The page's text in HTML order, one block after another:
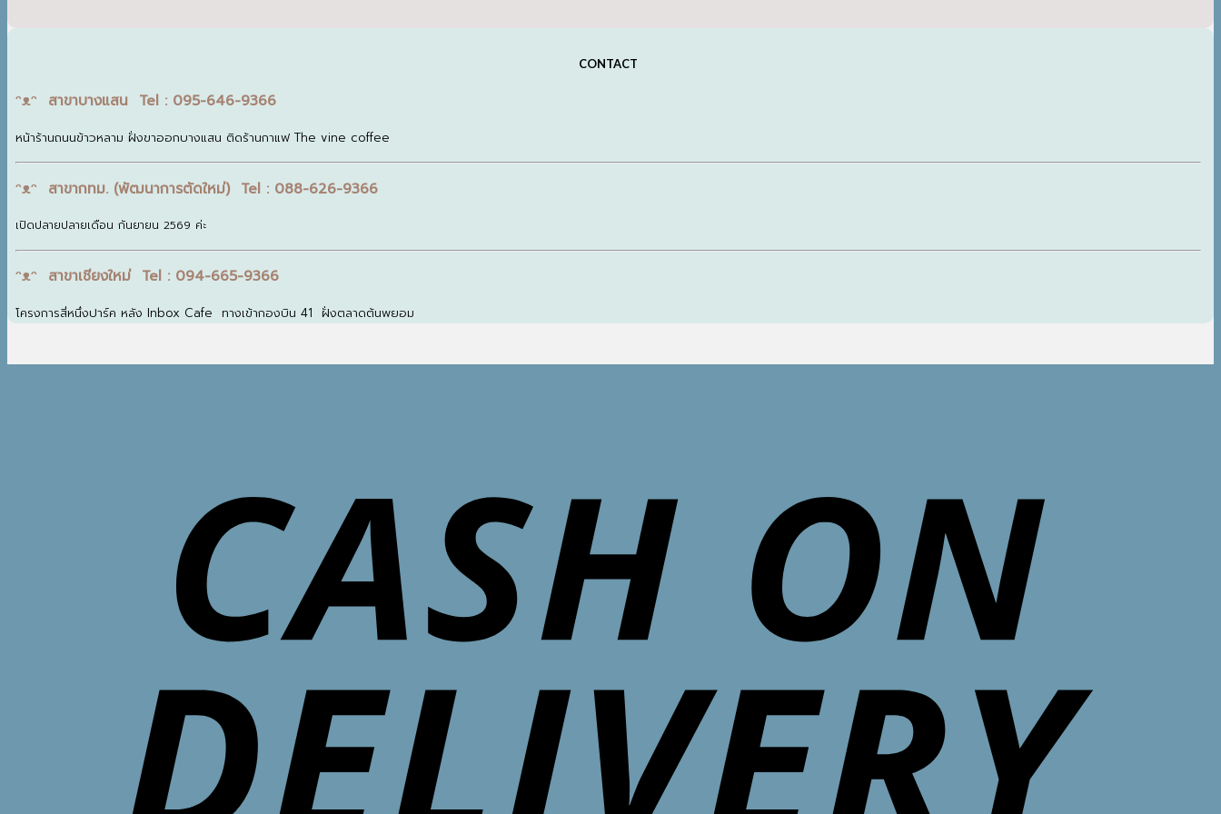
CONTACT
ᵔᴥᵔ สาขาบางแสน Tel : 095-646-9366
หน้าร้านถนนข้าวหลาม ฝั่งขาออกบางแสน ติดร้านกาแฟ The vine coffee
ᵔᴥᵔ สาขากทม. (พัฒนาการตัดใหม่) Tel : 088-626-9366
เปิดปลายปลายเดือน กันยายน 2569 ค่ะ
ᵔᴥᵔ สาขาเชียงใหม่ Tel : 094-665-9366
โครงการสี่หนึ่งปาร์ค หลัง Inbox Cafe ทางเข้ากองบิน 41 ฝั่งตลาดต้นพยอม